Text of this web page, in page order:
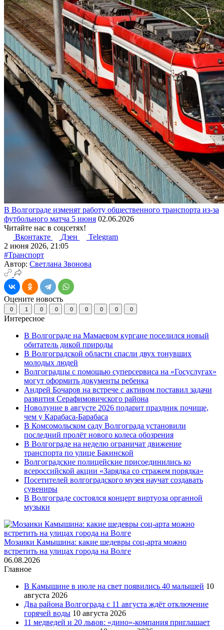
В Волгограде изменят работу общественного транспорта из-за
футбольного матча 5 июня 02.06.2026
Читайте нас в соцсетях!
Вконтакте
Дзен
Telegram
2 июня 2026, 21:05
#Транспорт
Автор: Светлана Звонова
Оцените новость
0 1 0 0 0 0 0 0 0
Интересное
В Волгограде на Мамаевом кургане поселился новый
обитатель дикой природы
В Волгоградской области спасли двух тонувших
молодых людей
Волгоградцы с помощью суперсервиса на «Госуслугах»
могут оформить документы ребенка
Андрей Бочаров на встрече с активом поставил задачи
развития Серафимовичского района
Новолуние в августе 2026 подарит праздник почище,
чем у Карабаса-Барабаса
В Комсомольском саду Волгограда установили
последний пролёт нового колеса обозрения
В Волгограде на неделю ограничат движение
транспорта по улице Бакинской
Волгоградские полицейские присоединились ко
всероссийской акции «Зарядка со стражем порядка»
Посетителей волгоградского музея научат создавать
сувениры
В Волгограде состоялся концерт виртуоза органной
музыки
Мозаики Камышина: какие шедевры соц-арта можно
встретить на улицах города на Волге
06.08.2026
Главное
В Камышине в июле на свет появились 40 малышей 10
августа 2026
Два района Волгограда с 11 августа ждёт отключение
горячей воды 10 августа 2026
11 медведей и 20 львов: «дино»-компания приглашает